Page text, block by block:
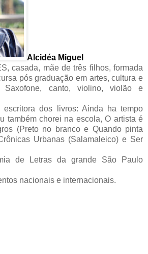
Alcidéa Miguel
casada, mãe de três filhos, formada
pós graduação em artes, cultura e
Saxofone, canto, violino, violão e
escritora dos livros: Ainda ha tempo
também chorei na escola, O artista é
(Preto no branco e Quando pinta
Urbanas (Salamaleico) e Ser
de Letras da grande São Paulo
nacionais e internacionais.